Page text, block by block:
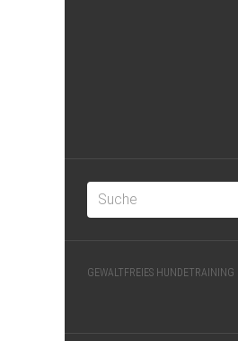
GEWALTFREIES HUNDETRAINING